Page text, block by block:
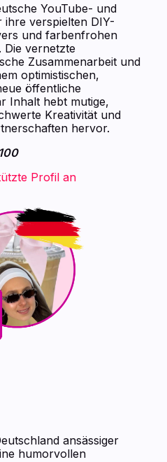
YouTube- und
verspielten DIY-
und farbenfrohen
Die vernetzte
Zusammenarbeit und
optimistischen,
öffentliche
Inhalt hebt mutige,
Kreativität und
hervor.
Profil an
ansässiger
humorvollen